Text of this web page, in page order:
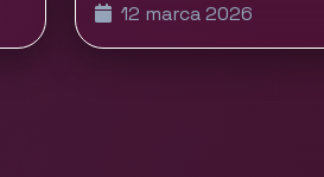
12 marca 2026